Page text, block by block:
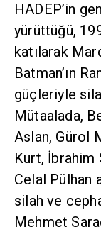
HADEP’in
yürüttüğü,
katılarak
Batman’ın
güçleriyle
Mütaalada,
Aslan, Gürol
Kurt, İbrahim
Celal Pülhan
silah ve
Mehmet